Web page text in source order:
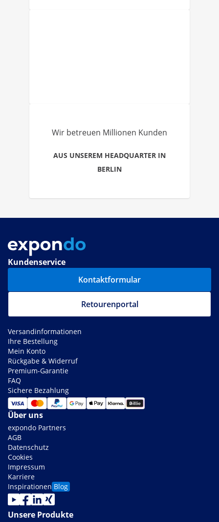
Wir betreuen Millionen Kunden
AUS UNSEREM HEADQUARTER IN
BERLIN
Kundenservice
Kontaktformular
Retourenportal
Versandinformationen
Ihre Bestellung
Mein Konto
Rückgabe & Widerruf
Premium-Garantie
FAQ
Sichere Bezahlung
Über uns
expondo Partners
AGB
Datenschutz
Cookies
Impressum
Karriere
Inspirationen Blog
Unsere Produkte